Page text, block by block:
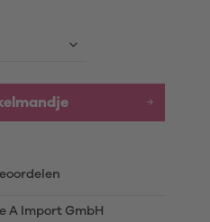
A Import GmbH